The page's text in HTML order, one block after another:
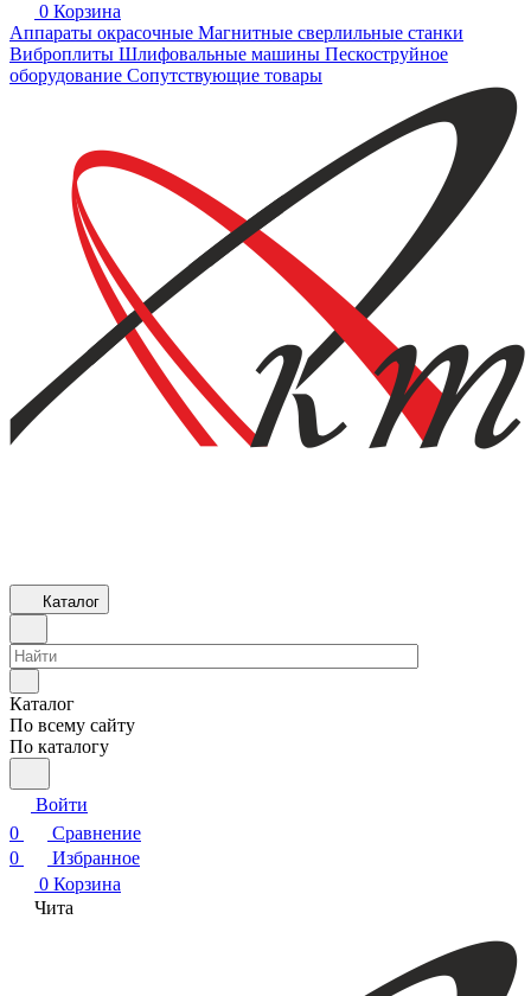
0 Корзина
Аппараты окрасочные Магнитные сверлильные станки
Виброплиты Шлифовальные машины Пескоструйное
оборудование Сопутствующие товары
Каталог
Каталог
По всему сайту
По каталогу
Войти
0
Сравнение
0
Избранное
0 Корзина
Чита